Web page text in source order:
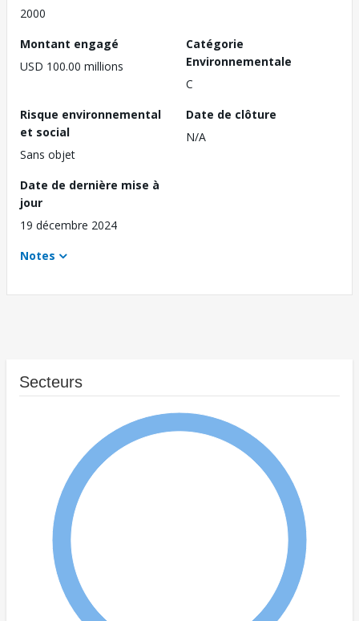
2000
Montant engagé
USD 100.00 millions
Catégorie
Environnementale
C
Risque environnemental
et social
Sans objet
Date de clôture
N/A
Date de dernière mise à
jour
19 décembre 2024
Notes
Secteurs